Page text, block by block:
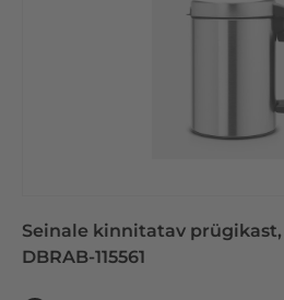
Seinale kinnitatav prügikast,
DBRAB-115561